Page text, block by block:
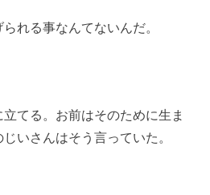
れる事なんてないんだ。
てる。お前はそのために生ま
いさんはそう言っていた。